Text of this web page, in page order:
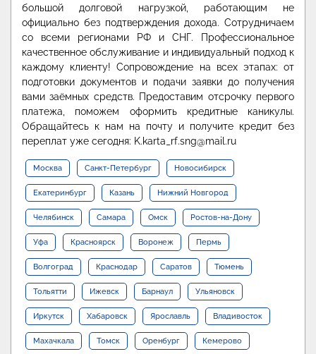
большой долговой нагрузкой, работающим не
официально без подтверждения дохода. Сотрудничаем
со всеми регионами РФ и СНГ. Профессиональное
качественное обслуживание и индивидуальный подход к
каждому клиенту! Сопровождение на всех этапах: от
подготовки документов и подачи заявки до получения
вами заёмных средств. Предоставим отсрочку первого
платежа, поможем оформить кредитные каникулы.
Обращайтесь к нам на почту и получите кредит без
переплат уже сегодня: K.karta_rf.sng@mail.ru
Москва Санкт-Петербург Новосибирск
Екатеринбург Казань Нижний Новгород
Челябинск Самара Омск Ростов-на-Дону
Уфа Красноярск Воронеж Пермь
Волгоград Краснодар Саратов Тюмень
Тольятти Ижевск Барнаул Ульяновск
Иркутск Хабаровск Ярославль Владивосток
Махачкала Томск Оренбург Кемерово